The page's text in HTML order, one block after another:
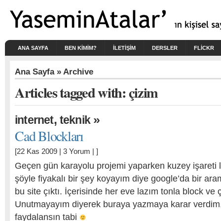
ANA SAYFA BEN KIMIM? İLETİŞİM DERSLER FLICKR
Ana Sayfa» Archive
Articles tagged with: çizim
i̇nternet, teknik»
Cad Blockları
[22 Kas 2009 | 3 Yorum | ]
Geçen gün karayolu projemi yaparken kuzey işareti
şöyle fiyakalı bir şey koyayım diye google’da bir
bu site çıktı. İçerisinde her eve lazım tonla block ve
Unutmayayım diyerek buraya yazmaya karar
faydalansın tabi